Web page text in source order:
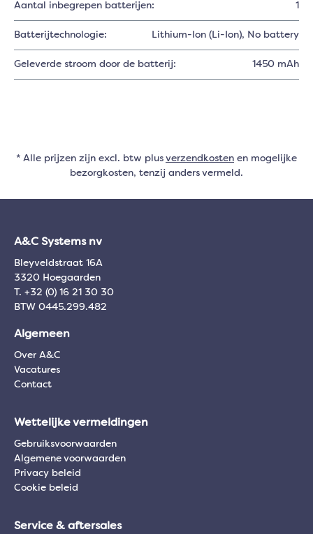
Aantal inbegrepen batterijen: 1
Batterijtechnologie: Lithium-Ion (Li-Ion), No battery
Geleverde stroom door de batterij: 1450 mAh
* Alle prijzen zijn excl. btw plus verzendkosten en mogelijke
bezorgkosten, tenzij anders vermeld.
A&C Systems nv
Bleyveldstraat 16A
3320 Hoegaarden
T. +32 (0) 16 21 30 30
BTW 0445.299.482
Algemeen
Over A&C
Vacatures
Contact
Wettelijke vermeldingen
Gebruiksvoorwaarden
Algemene voorwaarden
Privacy beleid
Cookie beleid
Service & aftersales